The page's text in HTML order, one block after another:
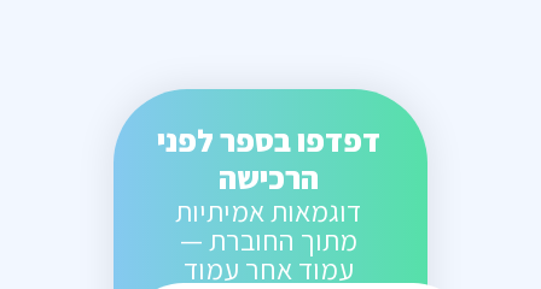
דפדפו בספר לפני
הרכישה
דוגמאות אמיתיות
מתוך החוברת —
עמוד אחר עמוד